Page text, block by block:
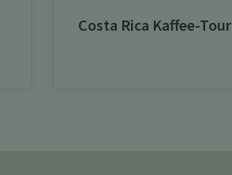
Costa Rica Kaffee-Tour